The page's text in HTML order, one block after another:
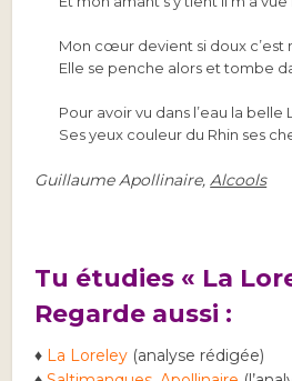
Mon cœur devient si doux c’est
Elle se penche alors et tombe
Pour avoir vu dans l’eau la belle
Ses yeux couleur du Rhin ses
Guillaume Apollinaire,Alcools
Tu étudies « La
Regarde aussi :
♦ La Loreley (analyse rédigée)